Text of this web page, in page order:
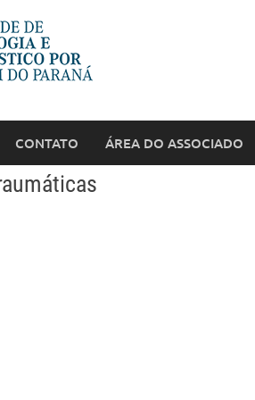
CONTATO ÁREA DO ASSOCIADO